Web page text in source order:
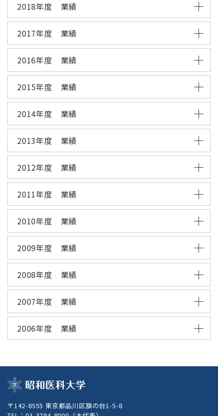
2018年度 業績
2017年度 業績
2016年度 業績
2015年度 業績
2014年度 業績
2013年度 業績
2012年度 業績
2011年度 業績
2010年度 業績
2009年度 業績
2008年度 業績
2007年度 業績
2006年度 業績
〒142-8555 東京都品川区旗の台1-5-8